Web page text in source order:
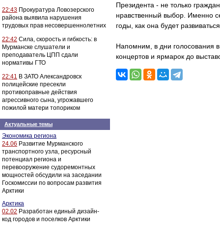
22:43 Прокуратура Ловозерского
района выявила нарушения
трудовых прав несовершеннолетних
22:42 Сила, скорость и гибкость: в
Мурманске слушатели и
преподаватель ЦПП сдали
нормативы ГТО
22:41 В ЗАТО Александровск
полицейские пресекли
противоправные действия
агрессивного сына, угрожавшего
пожилой матери топориком
Актуальные темы
Экономика региона
24.06 Развитие Мурманского
транспортного узла, ресурсный
потенциал региона и
перевооружение судоремонтных
мощностей обсудили на заседании
Госкомиссии по вопросам развития
Арктики
Арктика
02.02 Разработан единый дизайн-
код городов и поселков Арктики
Президента - не только
нравственный выбор. Именно
годы, как она будет
Напомним, в дни голосования
концертов и ярмарок до